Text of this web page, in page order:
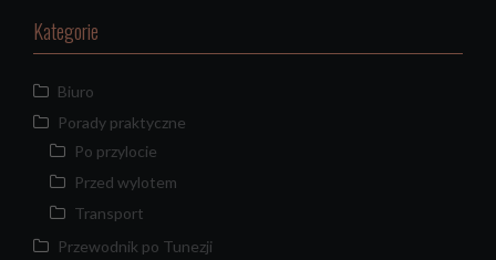
Kategorie
Biuro
Porady praktyczne
Po przylocie
Przed wylotem
Transport
Przewodnik po Tunezji